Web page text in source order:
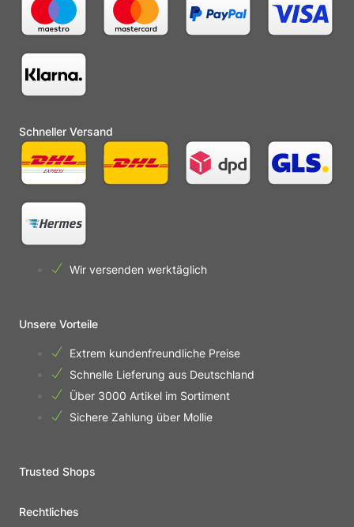
Schneller Versand
Wir versenden werktäglich
Unsere Vorteile
Extrem kundenfreundliche Preise
Schnelle Lieferung aus Deutschland
Über 3000 Artikel im Sortiment
Sichere Zahlung über Mollie
Trusted Shops
Rechtliches